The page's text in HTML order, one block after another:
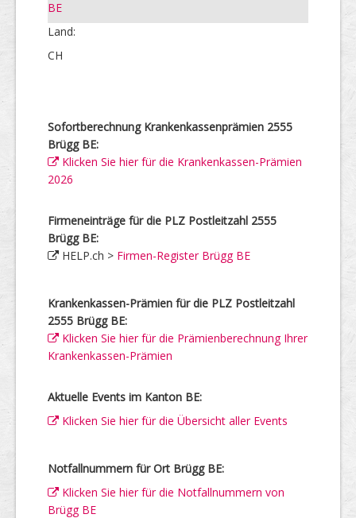
BE
Land:
CH
Sofortberechnung Krankenkassenprämien 2555
Brügg BE:
Klicken Sie hier für die Krankenkassen-Prämien
2026
Firmeneinträge für die PLZ Postleitzahl 2555
Brügg BE:
HELP.ch > Firmen-Register Brügg BE
Krankenkassen-Prämien für die PLZ Postleitzahl
2555 Brügg BE:
Klicken Sie hier für die Prämienberechnung Ihrer
Krankenkassen-Prämien
Aktuelle Events im Kanton BE:
Klicken Sie hier für die Übersicht aller Events
Notfallnummern für Ort Brügg BE:
Klicken Sie hier für die Notfallnummern von
Brügg BE